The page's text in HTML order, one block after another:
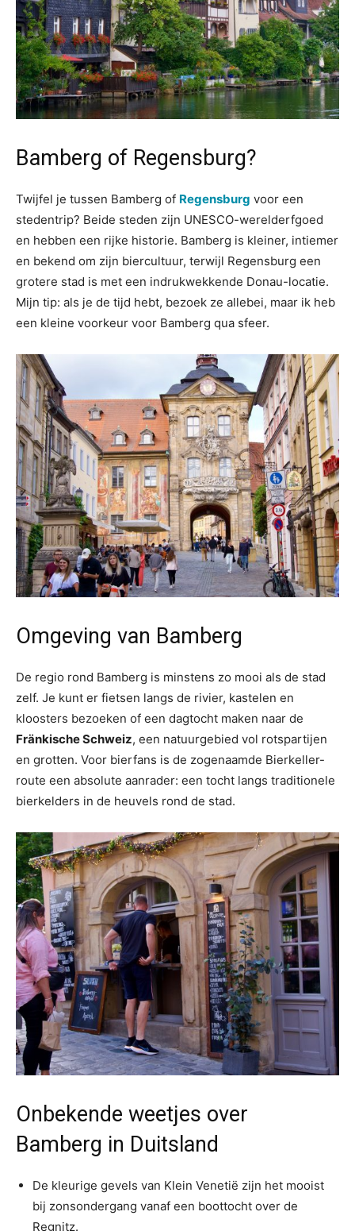
Bamberg of Regensburg?
Twijfel je tussen Bamberg of Regensburg voor een
stedentrip? Beide steden zijn UNESCO-werelderfgoed
en hebben een rijke historie. Bamberg is kleiner, intiemer
en bekend om zijn biercultuur, terwijl Regensburg een
grotere stad is met een indrukwekkende Donau-locatie.
Mijn tip: als je de tijd hebt, bezoek ze allebei, maar ik heb
een kleine voorkeur voor Bamberg qua sfeer.
Omgeving van Bamberg
De regio rond Bamberg is minstens zo mooi als de stad
zelf. Je kunt er fietsen langs de rivier, kastelen en
kloosters bezoeken of een dagtocht maken naar de
Fränkische Schweiz, een natuurgebied vol rotspartijen
en grotten. Voor bierfans is de zogenaamde Bierkeller-
route een absolute aanrader: een tocht langs traditionele
bierkelders in de heuvels rond de stad.
Onbekende weetjes over
Bamberg in Duitsland
De kleurige gevels van Klein Venetië zijn het mooist
bij zonsondergang vanaf een boottocht over de
Regnitz.